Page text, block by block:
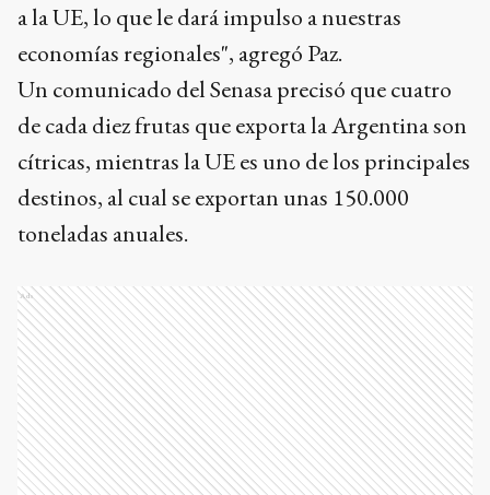
a la UE, lo que le dará impulso a nuestras
economías regionales", agregó Paz.
Un comunicado del Senasa precisó que cuatro
de cada diez frutas que exporta la Argentina son
cítricas, mientras la UE es uno de los principales
destinos, al cual se exportan unas 150.000
toneladas anuales.
Ads